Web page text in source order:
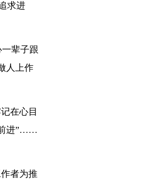
求进
辈子跟
人上作
在心目
前进”……
者为推